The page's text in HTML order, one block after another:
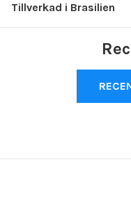
Tillverkad i Brasilien